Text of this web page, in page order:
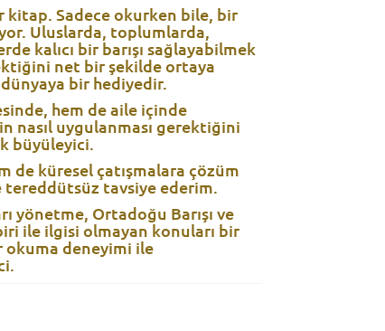
kitap. Sadece okurken bile, bir
Uluslarda, toplumlarda,
kalıcı bir barışı sağlayabilmek
net bir şekilde ortaya
dünyaya bir hediyedir.
hem de aile içinde
nasıl uygulanması gerektiğini
büyüleyici.
de küresel çatışmalara çözüm
tavsiye ederim.
yönetme, Ortadoğu Barışı ve
ile ilgisi olmayan konuları bir
okuma deneyimi ile